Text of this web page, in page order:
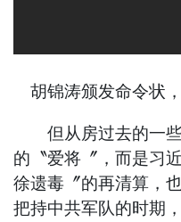
胡锦涛颁发命令状
但从房过去的一些
的〝爱将〞，而是习
徐遗毒〞的再清算，
把持中共军队的时期